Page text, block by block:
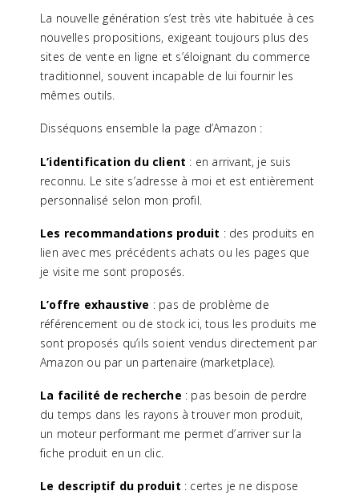
La nouvelle génération s’est très vite habituée à ces
nouvelles propositions, exigeant toujours plus des
sites de vente en ligne et s’éloignant du commerce
traditionnel, souvent incapable de lui fournir les
mêmes outils.
Disséquons ensemble la page d’Amazon :
L’identification du client : en arrivant, je suis
reconnu. Le site s’adresse à moi et est entièrement
personnalisé selon mon profil.
Les recommandations produit : des produits en
lien avec mes précédents achats ou les pages que
je visite me sont proposés.
L’offre exhaustive : pas de problème de
référencement ou de stock ici, tous les produits me
sont proposés qu’ils soient vendus directement par
Amazon ou par un partenaire (marketplace).
La facilité de recherche : pas besoin de perdre
du temps dans les rayons à trouver mon produit,
un moteur performant me permet d’arriver sur la
fiche produit en un clic.
Le descriptif du produit : certes je ne dispose